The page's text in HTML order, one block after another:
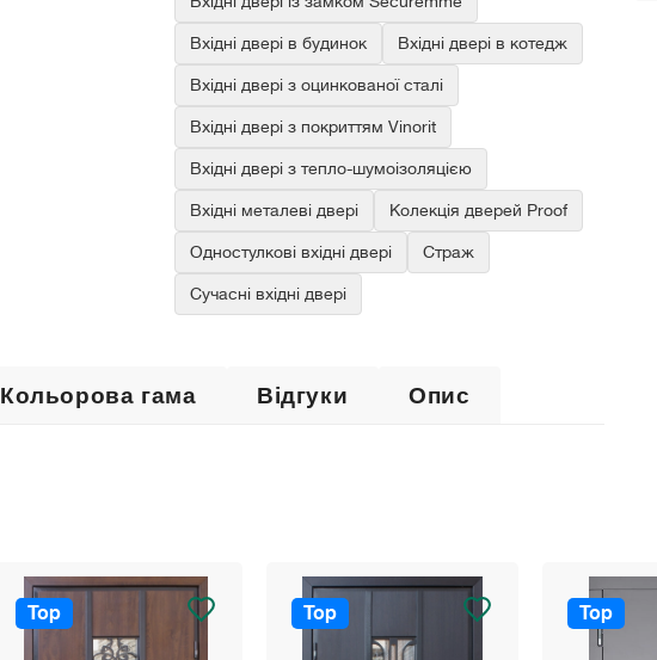
Вхідні двері в будинок Вхідні двері в котедж
Вхідні двері з оцинкованої сталі
Вхідні двері з покриттям Vinorit
Вхідні двері з тепло-шумоізоляцією
Вхідні металеві двері Колекція дверей Proof
Одностулкові вхідні двері Страж
Сучасні вхідні двері
Кольорова гама Відгуки Опис
Top Top Top